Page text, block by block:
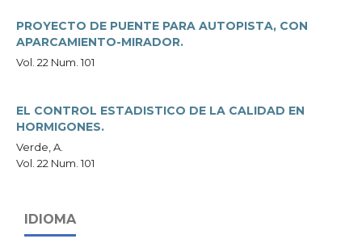
PROYECTO DE PUENTE PARA AUTOPISTA, CON
APARCAMIENTO-MIRADOR.
Vol. 22 Num. 101
EL CONTROL ESTADISTICO DE LA CALIDAD EN
HORMIGONES.
Verde, A.
Vol. 22 Num. 101
IDIOMA